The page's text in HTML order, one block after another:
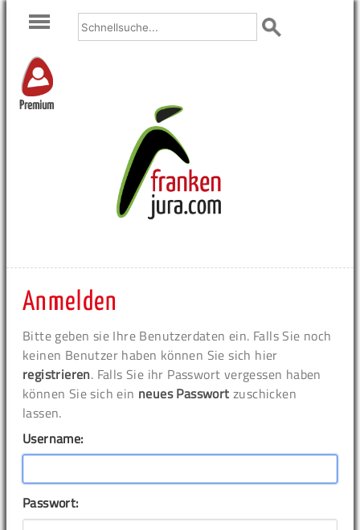
Premium
Anmelden
Bitte geben sie Ihre Benutzerdaten ein. Falls Sie noch
keinen Benutzer haben können Sie sich hier
registrieren. Falls Sie ihr Passwort vergessen haben
können Sie sich ein neues Passwort zuschicken
lassen.
Username:
Passwort: